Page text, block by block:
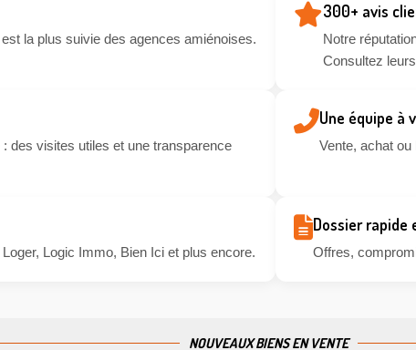
la plus suivie des agences amiénoises.
300+ avis
Notre
Consultez
des visites utiles et une transparence
Une équipe à
Vente, achat
Logic Immo, Bien Ici et plus encore.
Dossier rapide
Offres,
NOUVEAUX BIENS EN VENTE